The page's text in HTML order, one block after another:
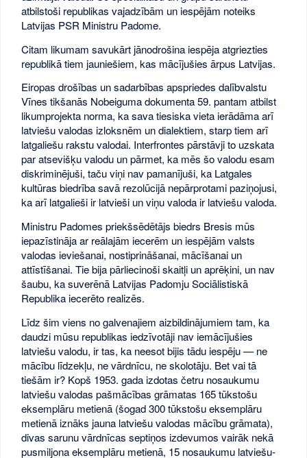
atbilstoši republikas vajadzībām un iespējām noteiks
Latvijas PSR Ministru Padome.
Citam likumam savukārt jānodrošina iespēja atgriezties
republikā tiem jauniešiem, kas mācījušies ārpus Latvijas.
Eiropas drošības un sadarbības apspriedes dalībvalstu
Vīnes tikšanās Nobeiguma dokumenta 59. pantam atbilst
likumprojekta norma, ka sava tiesiska vieta ierādāma arī
latviešu valodas izloksnēm un dialektiem, starp tiem arī
latgaliešu rakstu valodai. Interfrontes pārstāvji to uzskata
par atsevišķu valodu un pārmet, ka mēs šo valodu esam
diskriminējuši, taču viņi nav pamanījuši, ka Latgales
kultūras biedrība savā rezolūcijā nepārprotami paziņojusi,
ka arī latgalieši ir latvieši un viņu valoda ir latviešu valoda.
Ministru Padomes priekšsēdētājs biedrs Bresis mūs
iepazīstināja ar reālajām iecerēm un iespējām valsts
valodas ieviešanai, nostiprināšanai, mācīšanai un
attīstīšanai. Tie bija pārliecinoši skaitļi un aprēķini, un nav
šaubu, ka suverēnā Latvijas Padomju Sociālistiskā
Republika iecerēto realizēs.
Līdz šim viens no galvenajiem aizbildinājumiem tam, ka
daudzi mūsu republikas iedzīvotāji nav iemācījušies
latviešu valodu, ir tas, ka neesot bijis tādu iespēju — ne
mācību līdzekļu, ne vārdnīcu, ne skolotāju. Bet vai tā
tiešām ir? Kopš 1953. gada izdotas četru nosaukumu
latviešu valodas pašmācības grāmatas 165 tūkstošu
eksemplāru metienā (šogad 300 tūkstošu eksemplāru
metienā iznāks jauna latviešu valodas mācību grāmata),
divas sarunu vārdnīcas septiņos izdevumos vairāk nekā
pusmiljona eksemplāru metienā, 15 nosaukumu latviešu-